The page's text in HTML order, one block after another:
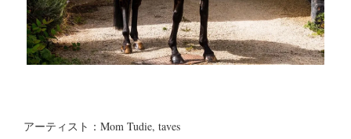
アーティスト：Mom Tudie, taves